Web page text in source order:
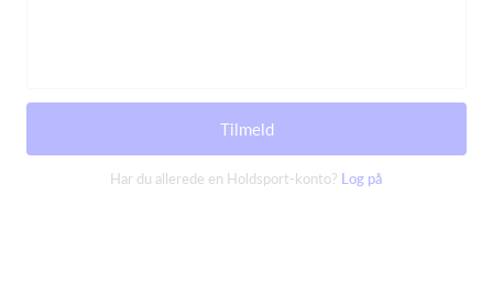
Tilmeld
Har du allerede en Holdsport-konto? Log på